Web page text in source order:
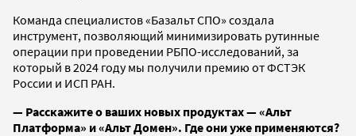
Команда специалистов «Базальт СПО» создала
инструмент, позволяющий минимизировать рутинные
операции при проведении РБПО-исследований, за
который в 2024 году мы получили премию от ФСТЭК
России и ИСП РАН.
— Расскажите о ваших новых продуктах — «Альт
Платформа» и «Альт Домен». Где они уже применяются?